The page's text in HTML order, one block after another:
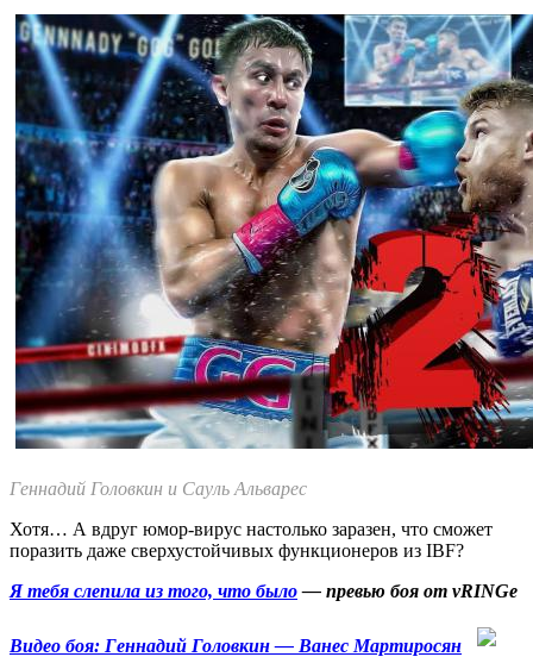
Геннадий Головкин и Сауль Альварес
Хотя… А вдруг юмор-вирус настолько заразен, что сможет
поразить даже сверхустойчивых функционеров из IBF?
Я тебя слепила из того, что было— превью боя от vRINGe
Видео боя: Геннадий Головкин — Ванес Мартиросян